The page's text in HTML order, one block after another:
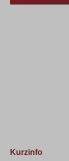
Kurzinfo